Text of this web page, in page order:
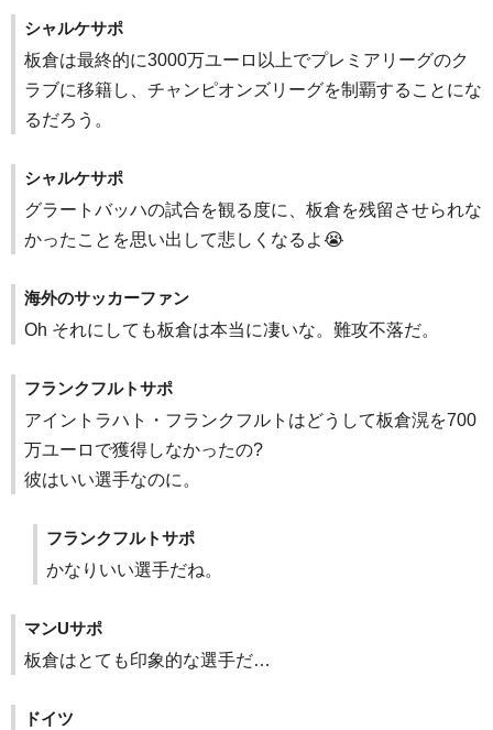
シャルケサポ
板倉は最終的に3000万ユーロ以上でプレミアリーグのク
ラブに移籍し、チャンピオンズリーグを制覇することにな
るだろう。
シャルケサポ
グラートバッハの試合を観る度に、板倉を残留させられな
かったことを思い出して悲しくなるよ😭
海外のサッカーファン
Oh それにしても板倉は本当に凄いな。難攻不落だ。
フランクフルトサポ
アイントラハト・フランクフルトはどうして板倉滉を700
万ユーロで獲得しなかったの?
彼はいい選手なのに。
フランクフルトサポ
かなりいい選手だね。
マンUサポ
板倉はとても印象的な選手だ…
ドイツ